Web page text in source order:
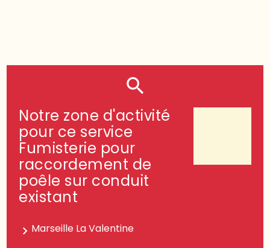
Notre zone d'activité
pour ce service
Fumisterie pour
raccordement de
poêle sur conduit
existant
Marseille La Valentine